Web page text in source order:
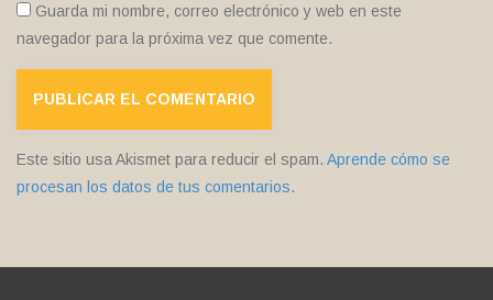
Guarda mi nombre, correo electrónico y web en este
navegador para la próxima vez que comente.
Este sitio usa Akismet para reducir el spam. Aprende cómo se
procesan los datos de tus comentarios.